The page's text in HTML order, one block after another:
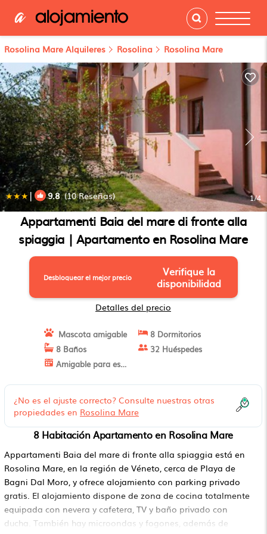
Rosolina Mare Alquileres Rosolina Rosolina Mare
| 9.8(10 Reseñas) 1/4
Appartamenti Baia del mare di fronte alla
spiaggia | Apartamento en Rosolina Mare
Desbloquear el mejor precio
Verifique la
disponibilidad
Detalles del precio
Mascota amigable
8 Dormitorios
8 Baños
32 Huéspedes
Amigable para estancias largas
¿No es el ajuste correcto? Consulte nuestras otras
propiedades en Rosolina Mare
8 Habitación Apartamento en Rosolina Mare
Appartamenti Baia del mare di fronte alla spiaggia está en
Rosolina Mare, en la región de Véneto, cerca de Playa de
Bagni Dal Moro, y ofrece alojamiento con parking privado
gratis. El alojamiento dispone de zona de cocina totalmente
equipada con nevera y cafetera, TV y baño privado con
ducha. También hay microondas y fogones, además de